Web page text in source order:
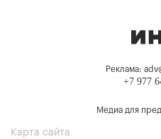
Реклама:
+7 977
Медиа для
Карта сайта